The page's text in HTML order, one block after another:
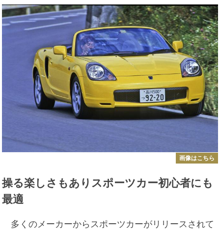
画像はこちら
操る楽しさもありスポーツカー初心者にも
最適
多くのメーカーからスポーツカーがリリースされて